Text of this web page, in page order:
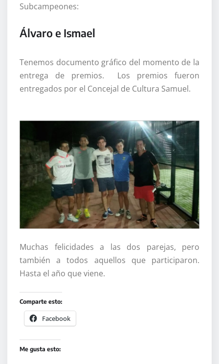
Subcampeones:
Álvaro e Ismael
Tenemos documento gráfico del momento de la
entrega de premios. Los premios fueron
entregados por el Concejal de Cultura Samuel.
Muchas felicidades a las dos parejas, pero
también a todos aquellos que participaron.
Hasta el año que viene.
Comparte esto:
Facebook
Me gusta esto: